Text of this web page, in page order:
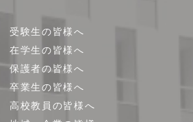
受験生の皆様へ
在学生の皆様へ
保護者の皆様へ
卒業生の皆様へ
高校教員の皆様へ